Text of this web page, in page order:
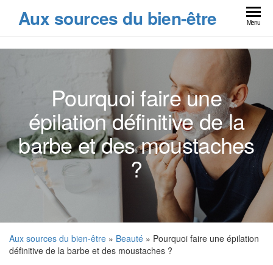
Aux sources du bien-être Menu
Pourquoi faire une
épilation définitive de la
barbe et des moustaches
?
Aux sources du bien-être » Beauté » Pourquoi faire une épilation
définitive de la barbe et des moustaches ?